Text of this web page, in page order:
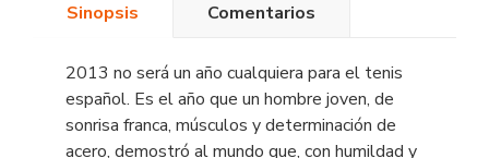
Sinopsis Comentarios
2013 no será un año cualquiera para el tenis
español. Es el año que un hombre joven, de
sonrisa franca, músculos y determinación de
acero, demostró al mundo que, con humildad y